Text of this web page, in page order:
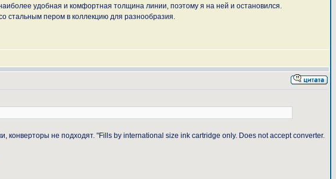
удобная и комфортная толщина линии, поэтому я на ней и остановился.
стальным пером в коллекцию для разнообразия.
конверторы не подходят. "Fills by international size ink cartridge only. Does not accept converter.